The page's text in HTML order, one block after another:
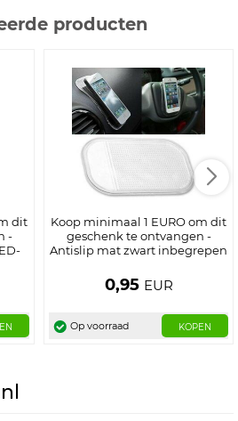
producten
dit
-
Koop minimaal 1 EURO om dit
geschenk te ontvangen -
Antislip mat zwart inbegrepen
0,95 EUR
Op voorraad KOPEN